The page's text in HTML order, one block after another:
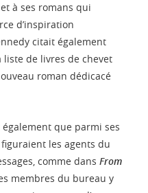
à ses romans qui
d’inspiration
citait également
liste de livres de chevet
roman dédicacé
que parmi ses
les agents du
comme dans From
membres du bureau y